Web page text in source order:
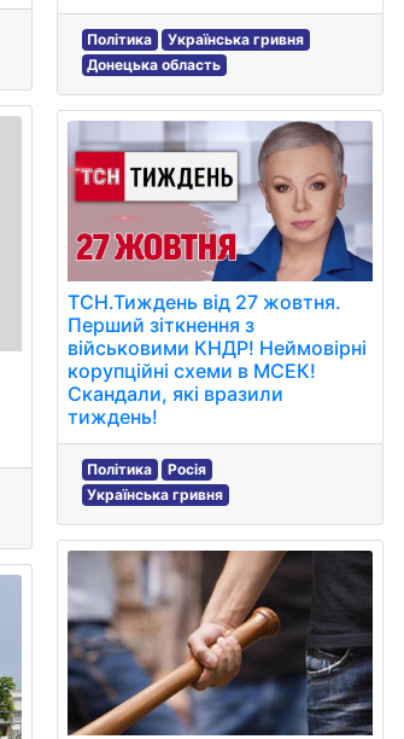
Політика
Українська гривня
Донецька область
ТСН.Тиждень від 27 жовтня.
Перший зіткнення з
військовими КНДР! Неймовірні
корупційні схеми в МСЕК!
Скандали, які вразили
тиждень!
Політика
Росія
Українська гривня